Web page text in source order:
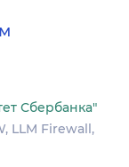
Сбербанка"
LLM Firewall,